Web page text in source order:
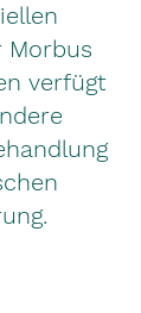
Morbus
verfügt